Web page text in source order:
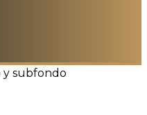
y subfondo